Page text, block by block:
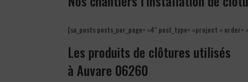
[su_posts posts_per_page= »4″ post_type= »project » order=
Les produits de clôtures utilisés
à Auvare 06260